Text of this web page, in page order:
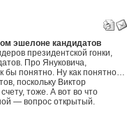
эшелоне кандидатов
президентской гонки,
Про Януковича,
бы понятно. Ну как понятно…
поскольку Виктор
тоже. А вот во что
— вопрос открытый.